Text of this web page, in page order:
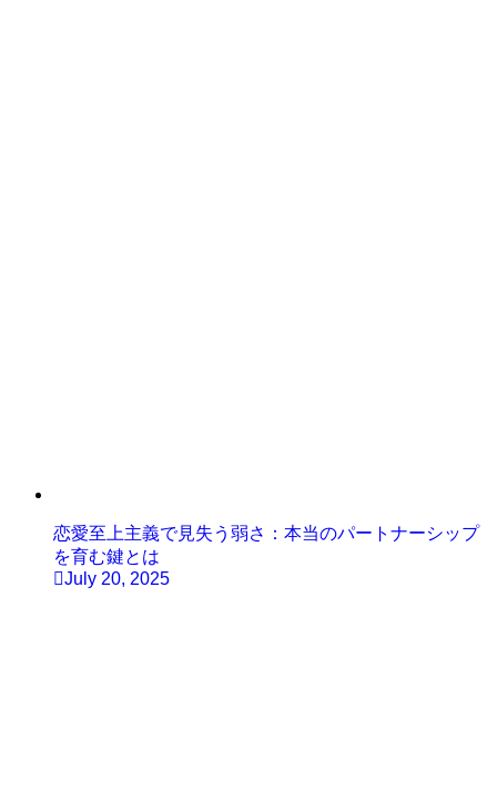
恋愛至上主義で見失う弱さ：本当のパートナーシップ
を育む鍵とは
July 20, 2025